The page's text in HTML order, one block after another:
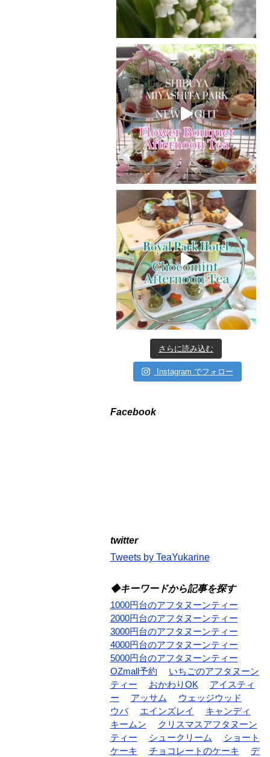
さらに読み込む
Instagram でフォロー
Facebook
twitter
Tweets by TeaYukarine
◆キーワードから記事を探す
1000円台のアフタヌーンティー
2000円台のアフタヌーンティー
3000円台のアフタヌーンティー
4000円台のアフタヌーンティー
5000円台のアフタヌーンティー
OZmall予約
いちごのアフタヌーン
ティー
おかわりOK
アイスティ
ー
アッサム
ウェッジウッド
ウバ
エインズレイ
キャンディ
キームン
クリスマスアフタヌーン
ティー
シュークリーム
ショート
ケーキ
チョコレートのケーキ
デ